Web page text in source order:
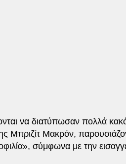
να διατύπωσαν πολλά
Μπριζίτ Μακρόν,
σύμφωνα με την